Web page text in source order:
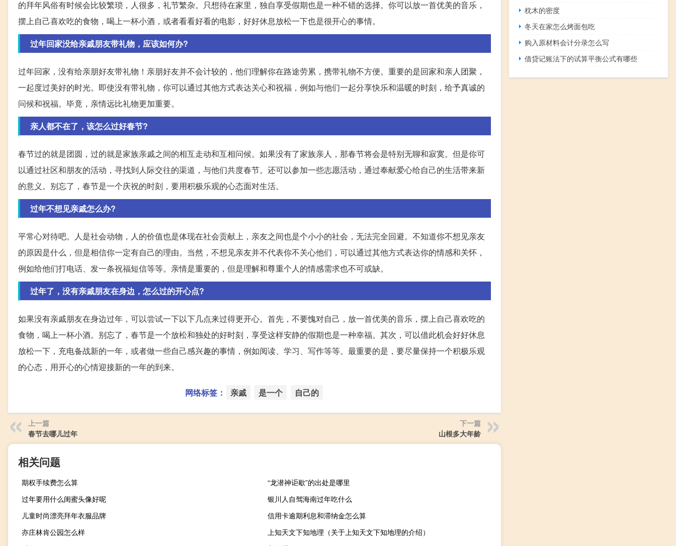
的拜年风俗有时候会比较繁琐，人很多，礼节繁杂。只想待在家里，独自享受假期也是一种不错的选择。你可以放一首优美的音乐，
摆上自己喜欢吃的食物，喝上一杯小酒，或者看看好看的电影，好好休息放松一下也是很开心的事情。
过年回家没给亲戚朋友带礼物，应该如何办?
过年回家，没有给亲朋好友带礼物！亲朋好友并不会计较的，他们理解你在路途劳累，携带礼物不方便。重要的是回家和亲人团聚，
一起度过美好的时光。即使没有带礼物，你可以通过其他方式表达关心和祝福，例如与他们一起分享快乐和温暖的时刻，给予真诚的
问候和祝福。毕竟，亲情远比礼物更加重要。
亲人都不在了，该怎么过好春节?
春节过的就是团圆，过的就是家族亲戚之间的相互走动和互相问候。如果没有了家族亲人，那春节将会是特别无聊和寂寞。但是你可
以通过社区和朋友的活动，寻找到人际交往的渠道，与他们共度春节。还可以参加一些志愿活动，通过奉献爱心给自己的生活带来新
的意义。别忘了，春节是一个庆祝的时刻，要用积极乐观的心态面对生活。
过年不想见亲戚怎么办?
平常心对待吧。人是社会动物，人的价值也是体现在社会贡献上，亲友之间也是个小小的社会，无法完全回避。不知道你不想见亲友
的原因是什么，但是相信你一定有自己的理由。当然，不想见亲友并不代表你不关心他们，可以通过其他方式表达你的情感和关怀，
例如给他们打电话、发一条祝福短信等等。亲情是重要的，但是理解和尊重个人的情感需求也不可或缺。
过年了，没有亲戚朋友在身边，怎么过的开心点?
如果没有亲戚朋友在身边过年，可以尝试一下以下几点来过得更开心。首先，不要愧对自己，放一首优美的音乐，摆上自己喜欢吃的
食物，喝上一杯小酒。别忘了，春节是一个放松和独处的好时刻，享受这样安静的假期也是一种幸福。其次，可以借此机会好好休息
放松一下，充电备战新的一年，或者做一些自己感兴趣的事情，例如阅读、学习、写作等等。最重要的是，要尽量保持一个积极乐观
的心态，用开心的心情迎接新的一年的到来。
网络标签： 亲戚 是一个 自己的
上一篇
春节去哪儿过年
下一篇
山根多大年龄
相关问题
期权手续费怎么算
“龙潜神讵歇”的出处是哪里
过年要用什么闺蜜头像好呢
银川人自驾海南过年吃什么
儿童时尚漂亮拜年衣服品牌
信用卡逾期利息和滞纳金怎么算
亦庄林肯公园怎么样
上知天文下知地理（关于上知天文下知地理的介绍）
枕木的密度
冬天在家怎么烤面包吃
购入原材料会计分录怎么写
借贷记账法下的试算平衡公式有哪些